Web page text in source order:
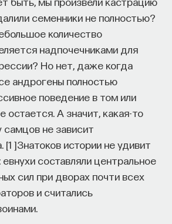
семенники не полностью?
количество
надпочечниками для
Но нет, даже когда
андрогены полностью
поведение в том или
остается. А значит, какая-то
самцов не зависит
[1 ]Знатоков истории не удивит
составляли центральное
сил при дворах почти всех
и считались